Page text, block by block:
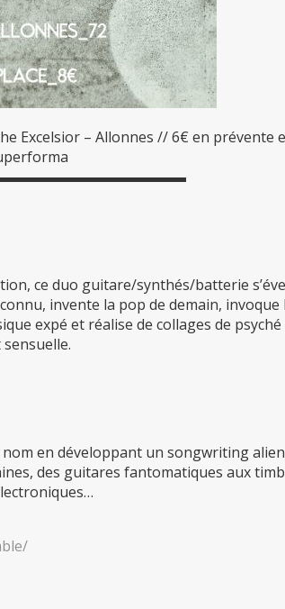
Excelsior – Allonnes // 6€ en prévente
ce duo guitare/synthés/batterie
invente la pop de demain,
expé et réalise de collages de
nom en développant un songwriting
des guitares fantomatiques aux